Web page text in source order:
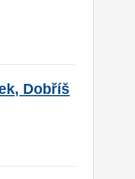
Dobříš